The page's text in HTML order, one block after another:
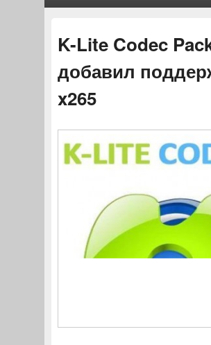
K-Lite Codec
добавил
x265